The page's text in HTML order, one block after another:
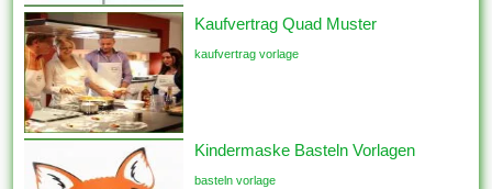
Kaufvertrag Quad Muster
kaufvertrag vorlage
Kindermaske Basteln Vorlagen
basteln vorlage